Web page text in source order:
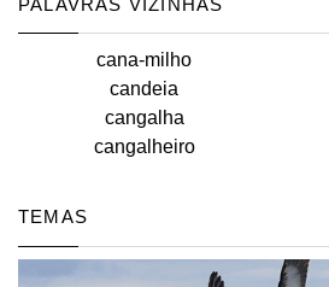
PALAVRAS VIZINHAS
cana-milho
candeia
cangalha
cangalheiro
TEMAS